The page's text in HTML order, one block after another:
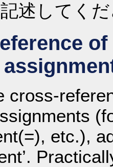
述してく
cross-
etc.),